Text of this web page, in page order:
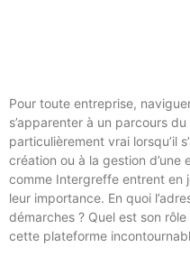
Pour toute entreprise,
s’apparenter à un parcours
particulièrement vrai lorsqu’il
création ou à la gestion d’une
comme Intergreffe entrent en
leur importance. En quoi
démarches ? Quel est son
cette plateforme